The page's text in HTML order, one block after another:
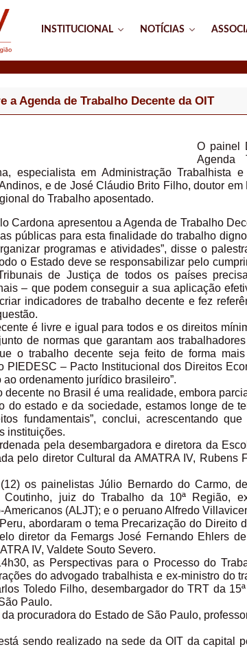
INSTITUCIONAL NOTÍCIAS
Agenda de Trabalho Decente da OIT
O painel
Agenda
especialista em Administração Trabalhista
e de José Cláudio Brito Filho, doutor
do Trabalho aposentado.
Cardona apresentou a Agenda de Trabalho
públicas para esta finalidade do trabalho
programas e atividades”, disse o
o Estado deve se responsabilizar pelo
de Justiça de todos os países
– que podem conseguir a sua aplicação
indicadores de trabalho decente e fez
é livre e igual para todos e os direitos
de normas que garantam aos
o trabalho decente seja feito de forma
PIEDESC – Pacto Institucional dos Direitos
ordenamento jurídico brasileiro”.
decente no Brasil é uma realidade, embora
do estado e da sociedade, estamos longe de
fundamentais”, conclui, acrescentando
instituições.
pela desembargadora e diretora da
pelo diretor Cultural da AMATRA IV, Rubens
os painelistas Júlio Bernardo do Carmo,
Coutinho, juiz do Trabalho da 10ª Região,
(ALJT); e o peruano Alfredo
abordaram o tema Precarização do Direito
diretor da Femargs José Fernando Ehlers
IV, Valdete Souto Severo.
as Perspectivas para o Processo do
do advogado trabalhista e ex-ministro do
Toledo Filho, desembargador do TRT da
Paulo.
procuradora do Estado de São Paulo,
sendo realizado na sede da OIT da capital